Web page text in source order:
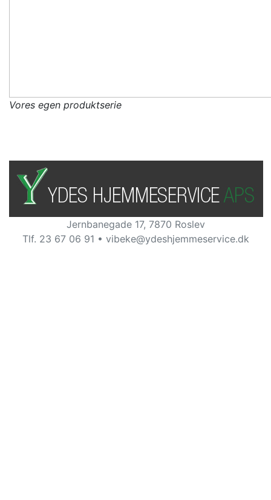
Vores egen produktserie
Jernbanegade 17, 7870 Roslev
Tlf. 23 67 06 91 • vibeke@ydeshjemmeservice.dk